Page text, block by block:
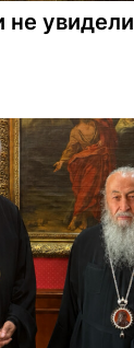
не увидели